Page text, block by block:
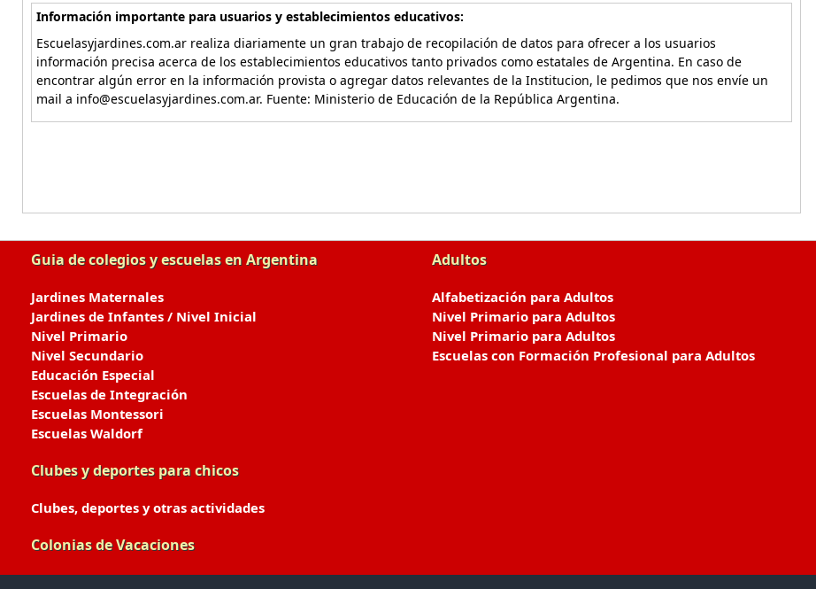
Información importante para usuarios y establecimientos educativos:
Escuelasyjardines.com.ar realiza diariamente un gran trabajo de recopilación de datos para ofrecer a los usuarios
información precisa acerca de los establecimientos educativos tanto privados como estatales de Argentina. En caso de
encontrar algún error en la información provista o agregar datos relevantes de la Institucion, le pedimos que nos envíe un
mail a info@escuelasyjardines.com.ar. Fuente: Ministerio de Educación de la República Argentina.
Guia de colegios y escuelas en Argentina
Jardines Maternales
Jardines de Infantes / Nivel Inicial
Nivel Primario
Nivel Secundario
Educación Especial
Escuelas de Integración
Escuelas Montessori
Escuelas Waldorf
Clubes y deportes para chicos
Clubes, deportes y otras actividades
Colonias de Vacaciones
Adultos
Alfabetización para Adultos
Nivel Primario para Adultos
Nivel Primario para Adultos
Escuelas con Formación Profesional para Adultos